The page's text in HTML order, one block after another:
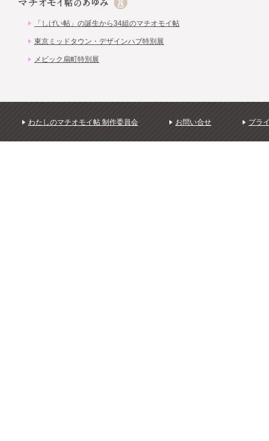
「しげい帖」の誕生から34組のマチオモイ帖
東京ミッドタウン・デザインハブ特別展
メビック扇町特別展
わたしのマチオモイ帖 制作委員会 お問い合せ プラ